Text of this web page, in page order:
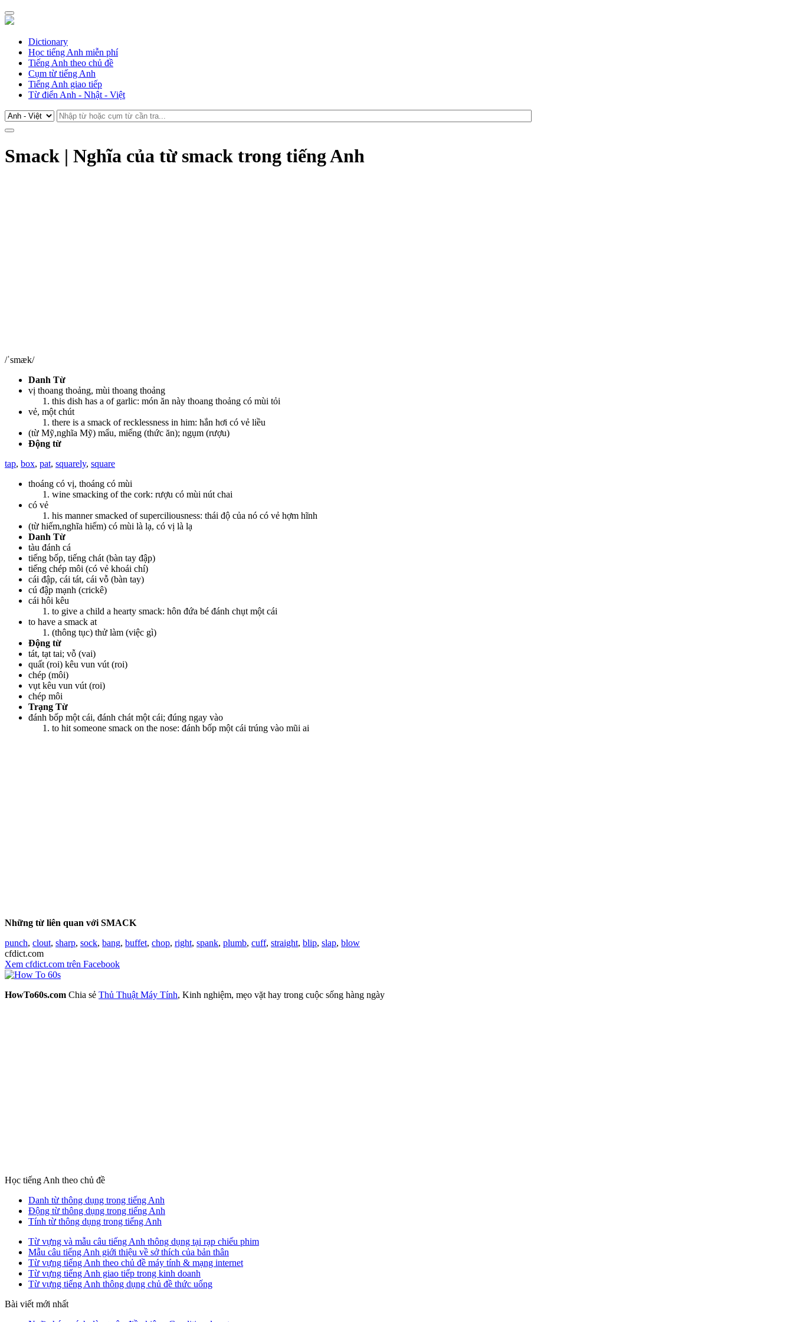
Dictionary
Học tiếng Anh miễn phí
Tiếng Anh theo chủ đề
Cụm từ tiếng Anh
Tiếng Anh giao tiếp
Từ điển Anh - Nhật - Việt
Smack | Nghĩa của từ smack trong tiếng Anh
/ˈsmæk/
Danh Từ
vị thoang thoảng, mùi thoang thoảng
this dish has a of garlic: món ăn này thoang thoảng có mùi tỏi
vẻ, một chút
there is a smack of recklessness in him: hắn hơi có vẻ liều
(từ Mỹ,nghĩa Mỹ) mẩu, miếng (thức ăn); ngụm (rượu)
Động từ
tap, box, pat, squarely, square
thoáng có vị, thoáng có mùi
wine smacking of the cork: rượu có mùi nút chai
có vẻ
his manner smacked of superciliousness: thái độ của nó có vẻ hợm hĩnh
(từ hiếm,nghĩa hiếm) có mùi là lạ, có vị là lạ
Danh Từ
tàu đánh cá
tiếng bốp, tiếng chát (bàn tay đập)
tiếng chép môi (có vẻ khoái chí)
cái đập, cái tát, cái vỗ (bàn tay)
cú đập mạnh (crickê)
cái hôi kêu
to give a child a hearty smack: hôn đứa bé đánh chụt một cái
to have a smack at
(thông tục) thử làm (việc gì)
Động từ
tát, tạt tai; vỗ (vai)
quất (roi) kêu vun vút (roi)
chép (môi)
vụt kêu vun vút (roi)
chép môi
Trạng Từ
đánh bốp một cái, đánh chát một cái; đúng ngay vào
to hit someone smack on the nose: đánh bốp một cái trúng vào mũi ai
Những từ liên quan với SMACK
punch, clout, sharp, sock, bang, buffet, chop, right, spank, plumb, cuff, straight, blip, slap, blow
cfdict.com
Xem cfdict.com trên Facebook
HowTo60s.com Chia sẻ Thủ Thuật Máy Tính, Kinh nghiệm, mẹo vặt hay trong cuộc sống hàng ngày
Học tiếng Anh theo chủ đề
Danh từ thông dụng trong tiếng Anh
Động từ thông dụng trong tiếng Anh
Tính từ thông dụng trong tiếng Anh
Từ vựng và mẫu câu tiếng Anh thông dụng tại rạp chiếu phim
Mẫu câu tiếng Anh giới thiệu về sở thích của bản thân
Từ vựng tiếng Anh theo chủ đề máy tính & mạng internet
Từ vựng tiếng Anh giao tiếp trong kinh doanh
Từ vựng tiếng Anh thông dụng chủ đề thức uống
Bài viết mới nhất